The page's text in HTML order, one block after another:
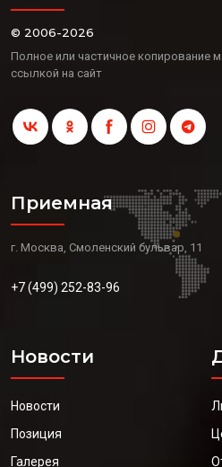
© 2006-2026
Полное или частичное копирование
ссылкой на сайт
Приемная
г. Москва, Смоленский бульвар, 11
+7 (499) 252-83-96
Новости
Новости
Позиция
Галерея